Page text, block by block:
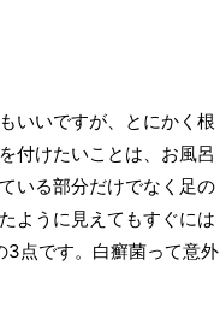
いいですが、とにかく根
付けたいことは、お風呂
いる部分だけでなく足の
ように見えてもすぐには
3点です。白癬菌って意外